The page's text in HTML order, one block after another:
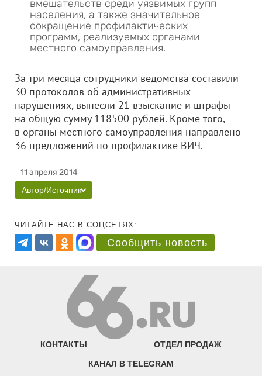
вмешательств среди уязвимых групп
населения, а также значительное
сокращение профилактических
программ, реализуемых органами
местного самоуправления.
За три месяца сотрудники ведомства составили
30 протоколов об административных
нарушениях, вынесли 21 взыскание и штрафы
на общую сумму 118500 рублей. Кроме того,
в органы местного самоуправления направлено
36 предложений по профилактике ВИЧ.
11 апреля 2014
Автор/Источник
ЧИТАЙТЕ НАС В СОЦСЕТЯХ:
Сообщить новость
КОНТАКТЫ ОТДЕЛ ПРОДАЖ
КАНАЛ В TELEGRAM